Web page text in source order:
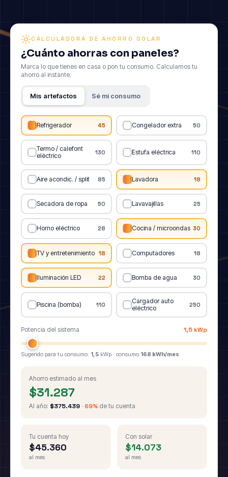
CALCULADORA DE AHORRO SOLAR
¿Cuánto ahorras con paneles?
Marca lo que tienes en casa o pon tu consumo. Calculamos tu
ahorro al instante.
Mis artefactos Sé mi consumo
Refrigerador 45 Congelador extra 50
Termo / calefont
eléctrico
130 Estufa eléctrica 110
Aire acondic. / split 85 Lavadora 18
Secadora de ropa 50 Lavavajillas 25
Horno eléctrico 28 Cocina / microondas 30
TV y entretenimiento 18 Computadores 18
Iluminación LED 22 Bomba de agua 30
Piscina (bomba) 110
Cargador auto
eléctrico
250
Potencia del sistema 1,5 kWp
Sugerido para tu consumo: 1,5 kWp · consumo 168 kWh/mes
Ahorro estimado al mes
$31.287
Al año: $375.439 · 69% de tu cuenta
Tu cuenta hoy
$45.360
al mes
Con solar
$14.073
al mes